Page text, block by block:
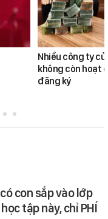
Nhiều công ty
không còn hoạt
đăng ký
con sắp vào lớp
tập này, chỉ PHÍ